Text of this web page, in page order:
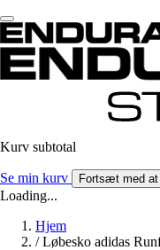
Kurv subtotal
Se min kurv Fortsæt med at
Loading...
Hjem
/ Løbesko adidas